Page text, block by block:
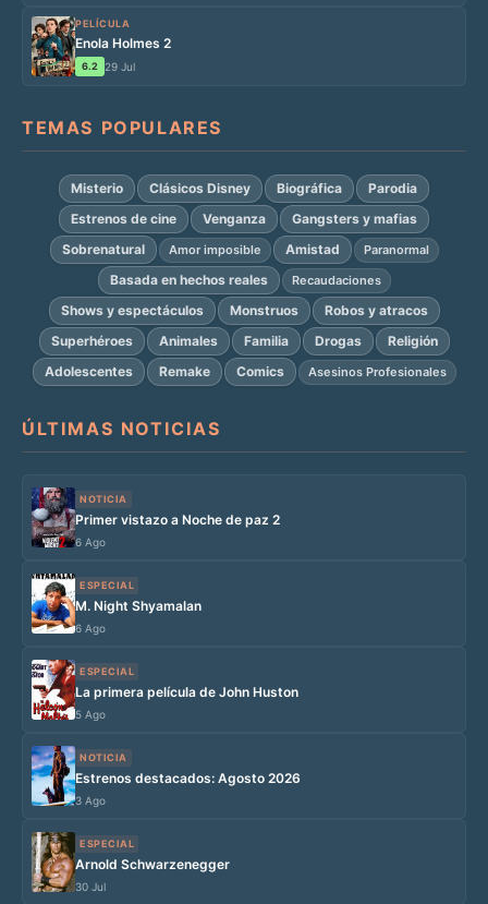
PELÍCULA
Enola Holmes 2
6.2 29 Jul
TEMAS POPULARES
Misterio Clásicos Disney Biográfica
Parodia
Estrenos de cine
Venganza
Gangsters y mafias
Sobrenatural
Amor imposible Amistad Paranormal
Basada en hechos reales Recaudaciones
Shows y espectáculos Monstruos
Robos y atracos
Superhéroes
Animales Familia Drogas
Religión
Adolescentes
Remake Comics Asesinos Profesionales
ÚLTIMAS NOTICIAS
NOTICIA
Primer vistazo a Noche de paz 2
6 Ago
ESPECIAL
M. Night Shyamalan
6 Ago
ESPECIAL
La primera película de John Huston
5 Ago
NOTICIA
Estrenos destacados: Agosto 2026
3 Ago
ESPECIAL
Arnold Schwarzenegger
30 Jul